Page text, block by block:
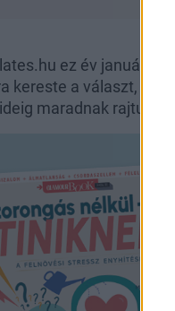
ez év
kereste a választ,
maradnak rajtunk